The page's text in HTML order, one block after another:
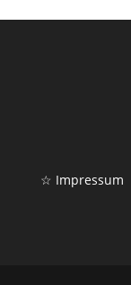
☆ Impressum